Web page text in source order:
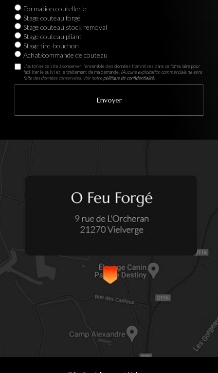
Formation coutellerie
Stage couteau forgé
Stage couteau stock removal
Stage couteau pliant
Stage tire-bouchon
Achat/commande de couteau
J'autorise ce site à conserver l'ensemble des données transmises dans ce formulaire pour
faciliter le suivi et le traitement de ma demande. (Aucune exploitation commerciale ne sera
faite des données conservées. Voir notrepolitique de confidentialité)